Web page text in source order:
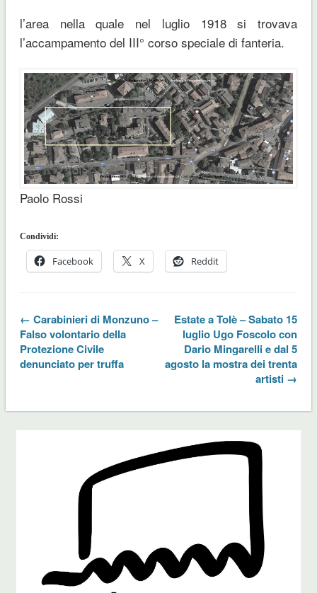
l’area nella quale nel luglio 1918 si trovava
l’accampamento del III° corso speciale di fanteria.
Paolo Rossi
Condividi:
Facebook X Reddit
← Carabinieri di Monzuno –
Falso volontario della
Protezione Civile
denunciato per truffa
Estate a Tolè – Sabato 15
luglio Ugo Foscolo con
Dario Mingarelli e dal 5
agosto la mostra dei trenta
artisti →